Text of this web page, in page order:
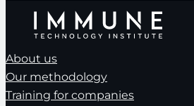
About us
Our methodology
Training for companies